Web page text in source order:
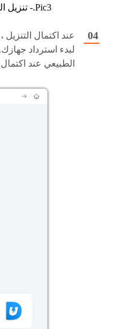
Pic3.- تنزيل البرامج الثابتة المتطابقة
عند اكتمال
لبدء استرداد
الطبيعي عند اكتمال